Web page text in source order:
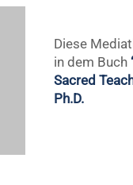
Sacred
Ph.D.